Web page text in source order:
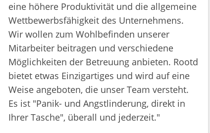
eine höhere Produktivität und die allgemeine
Wettbewerbsfähigkeit des Unternehmens.
Wir wollen zum Wohlbefinden unserer
Mitarbeiter beitragen und verschiedene
Möglichkeiten der Betreuung anbieten. Rootd
bietet etwas Einzigartiges und wird auf eine
Weise angeboten, die unser Team versteht.
Es ist "Panik- und Angstlinderung, direkt in
Ihrer Tasche", überall und jederzeit."